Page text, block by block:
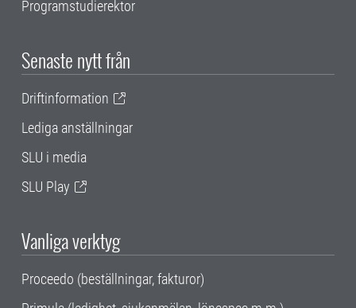
Programstudierektor
Senaste nytt från
Driftinformation
Lediga anställningar
SLU i media
SLU Play
Vanliga verktyg
Proceedo (beställningar, fakturor)